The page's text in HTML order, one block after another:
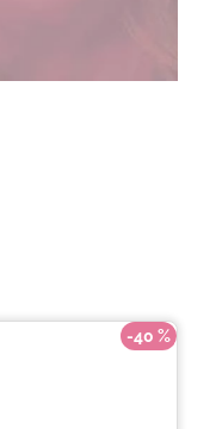
-40 %